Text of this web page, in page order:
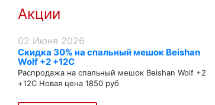
Акции
02 Июня 2026
Скидка 30% на спальный мешок Beishan
Wolf +2 +12C
Распродажа на спальный мешок Beishan Wolf +2
+12C Новая цена 1850 руб